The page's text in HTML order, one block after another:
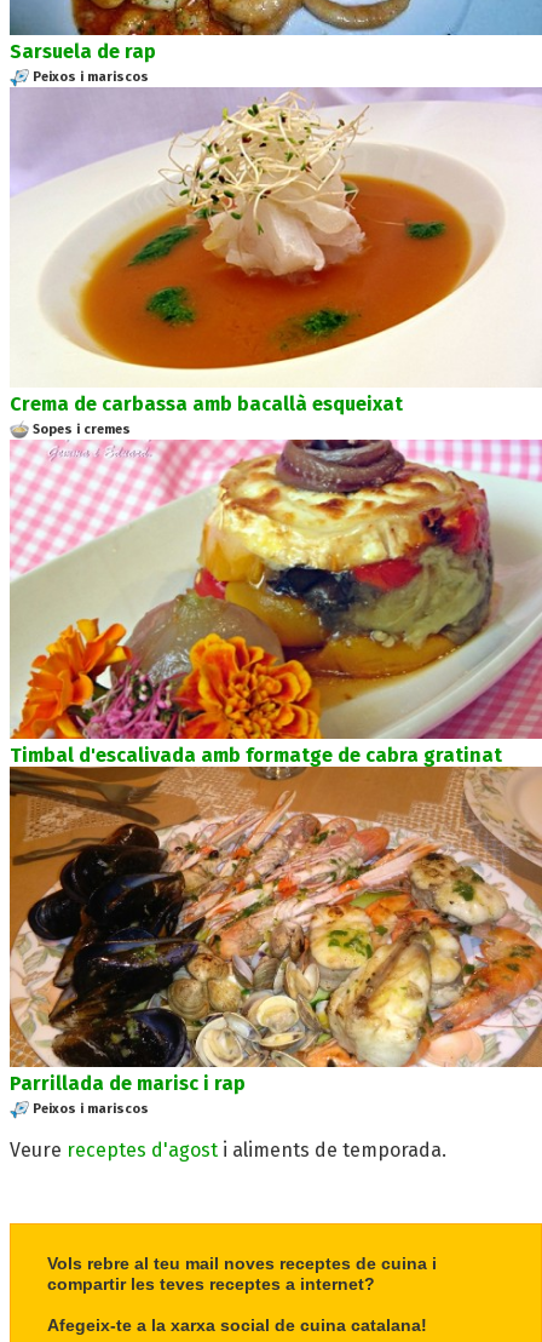
Sarsuela de rap
Peixos i mariscos
Crema de carbassa amb bacallà esqueixat
Sopes i cremes
Timbal d'escalivada amb formatge de cabra gratinat
Parrillada de marisc i rap
Peixos i mariscos
Veure receptes d'agost i aliments de temporada.
Vols rebre al teu mail noves receptes de cuina i
compartir les teves receptes a internet?
Afegeix-te a la xarxa social de cuina catalana!